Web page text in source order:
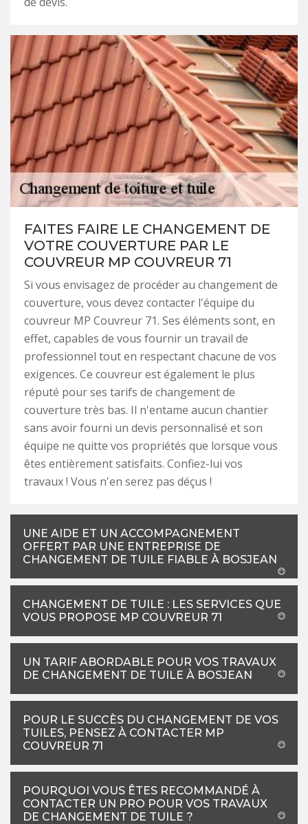
FAITES FAIRE LE CHANGEMENT DE
VOTRE COUVERTURE PAR LE
COUVREUR MP COUVREUR 71
Si vous envisagez de procéder au changement de
couverture, vous devez contacter l'équipe du
couvreur MP Couvreur 71. Ses éléments sont, en
effet, capables de vous fournir un travail de
professionnel tout en respectant chacune de vos
exigences. Ce couvreur est également le plus
réputé pour ses tarifs de changement de
couverture très bas. Il n'entame aucun chantier
sans avoir fourni un devis personnalisé et son
équipe ne quitte vos propriétés que lorsque vous
êtes entièrement satisfaits. Confiez-lui vos
travaux ! Vous n'en serez pas déçus !
UNE AIDE ET UN ACCOMPAGNEMENT
OFFERT PAR UNE ENTREPRISE DE
CHANGEMENT DE TUILE FIABLE À BOSJEAN
CHANGEMENT DE TUILE : LES SERVICES QUE
VOUS PROPOSE MP COUVREUR 71
UN TARIF ABORDABLE POUR VOS TRAVAUX
DE CHANGEMENT DE TUILE À BOSJEAN
POUR LE SUCCÈS DU CHANGEMENT DE VOS
TUILES, PENSEZ À CONTACTER MP
COUVREUR 71
POURQUOI VOUS ÊTES RECOMMANDÉ À
CONTACTER UN PRO POUR VOS TRAVAUX
DE CHANGEMENT DE TUILE ?